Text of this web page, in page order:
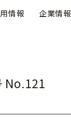
情報 企業情報
No.121